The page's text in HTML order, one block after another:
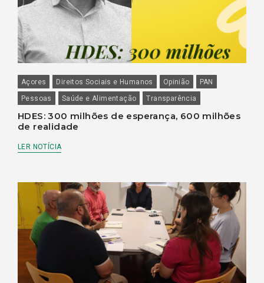
Açores Direitos Sociais e Humanos Opinião
PAN
Pessoas
Saúde e Alimentação Transparência
HDES: 300 milhões de esperança, 600 milhões
de realidade
LER NOTÍCIA